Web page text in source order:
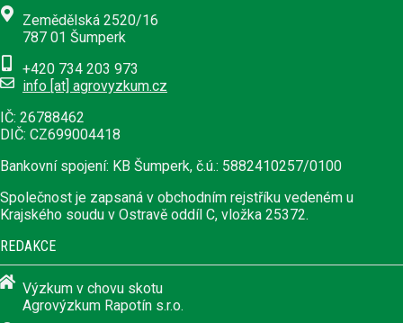
Zemědělská 2520/16
787 01 Šumperk
+420 734 203 973
info [at] agrovyzkum.cz
IČ: 26788462
DIČ: CZ699004418
Bankovní spojení: KB Šumperk, č.ú.: 5882410257/0100
Společnost je zapsaná v obchodním rejstříku vedeném u
Krajského soudu v Ostravě oddíl C, vložka 25372.
REDAKCE
Výzkum v chovu skotu
Agrovýzkum Rapotín s.r.o.